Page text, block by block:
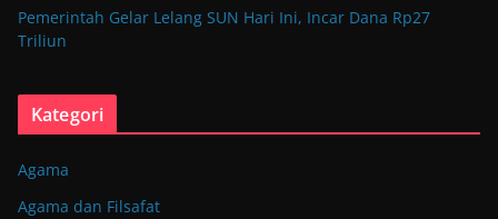
Pemerintah Gelar Lelang SUN Hari Ini, Incar Dana Rp27
Triliun
Kategori
Agama
Agama dan Filsafat